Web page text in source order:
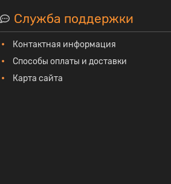
Служба поддержки
Контактная информация
Способы оплаты и доставки
Карта сайта